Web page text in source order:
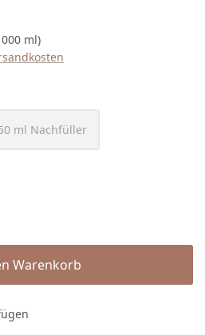
ml)
ml Nachfüller
(Diese Option ist zurzeit nicht
den gewünschten
Warenkorb